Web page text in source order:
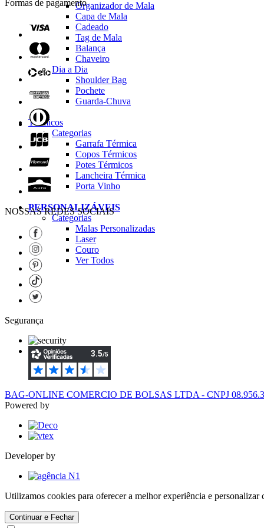
Organizador de Mala
Capa de Mala
Cadeado
Tag de Mala
Balança
Chaveiro
Dia a Dia
Shoulder Bag
Pochete
Guarda-Chuva
Térmicos
Categorias
Garrafa Térmica
Copos Térmicos
Potes Térmicos
Lancheira Térmica
Porta Vinho
PERSONALIZÁVEIS
Categorias
Malas Personalizadas
Laser
Couro
Ver Todos
Formas de pagamento
NOSSAS REDES SOCIAIS
Segurança
BAG-ONLINE COMERCIO DE BOLSAS LTDA - CNPJ
Powered by
Developer by
Utilizamos cookies para oferecer a melhor experiência e
Continuar e Fechar